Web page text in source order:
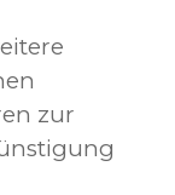
zur